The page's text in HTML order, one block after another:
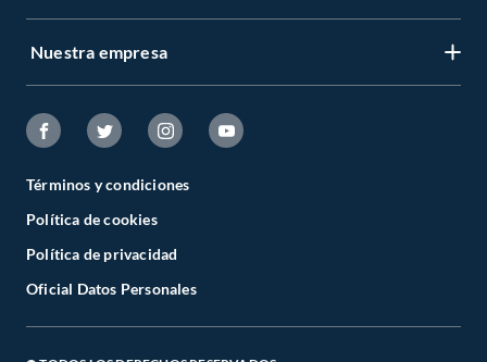
Nuestra empresa
Términos y condiciones
Política de cookies
Política de privacidad
Oficial Datos Personales